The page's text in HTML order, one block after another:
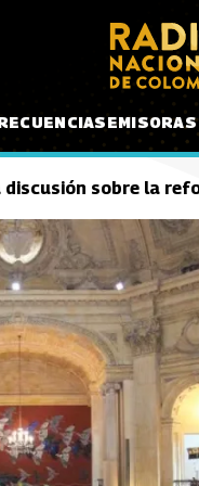
sobre la